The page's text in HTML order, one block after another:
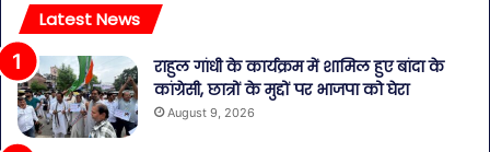
Latest News
राहुल गांधी के कार्यक्रम में शामिल हुए बांदा के
कांग्रेसी, छात्रों के मुद्दों पर भाजपा को घेरा
August 9, 2026